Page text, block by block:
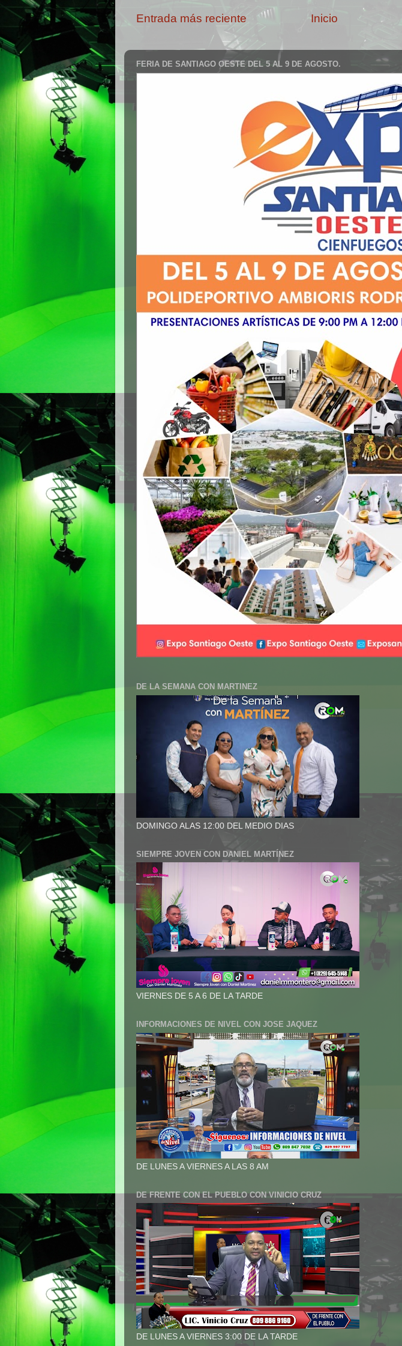
Entrada más reciente Inicio
FERIA DE SANTIAGO OESTE DEL 5 AL 9 DE AGOSTO.
DE LA SEMANA CON MARTINEZ
DOMINGO ALAS 12:00 DEL MEDIO DIAS
SIEMPRE JOVEN CON DANIEL MARTÍNEZ
VIERNES DE 5 A 6 DE LA TARDE
INFORMACIONES DE NIVEL CON JOSE JAQUEZ
DE LUNES A VIERNES A LAS 8 AM
DE FRENTE CON EL PUEBLO CON VINICIO CRUZ
DE LUNES A VIERNES 3:00 DE LA TARDE